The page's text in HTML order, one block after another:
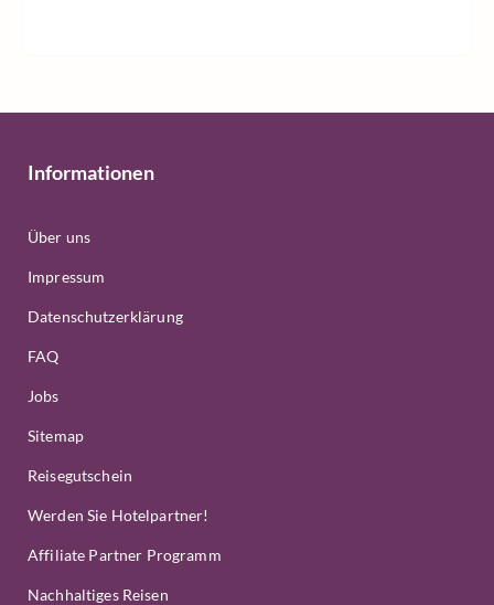
Informationen
Über uns
Impressum
Datenschutzerklärung
FAQ
Jobs
Sitemap
Reisegutschein
Werden Sie Hotelpartner!
Affiliate Partner Programm
Nachhaltiges Reisen